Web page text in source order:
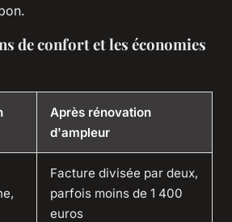
de confort et les économies
Après rénovation
d'ampleur
Facture divisée par deux,
parfois moins de 1 400
euros